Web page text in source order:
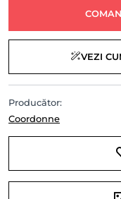
VEZI
Producător:
Coordonne